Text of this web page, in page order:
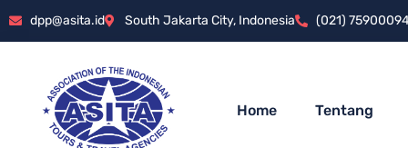
dpp@asita.id South Jakarta City, Indonesia (021)
Home Tentang